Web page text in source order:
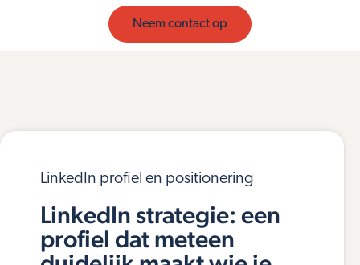
Neem contact op
LinkedIn profiel en positionering
LinkedIn strategie: een
profiel dat meteen